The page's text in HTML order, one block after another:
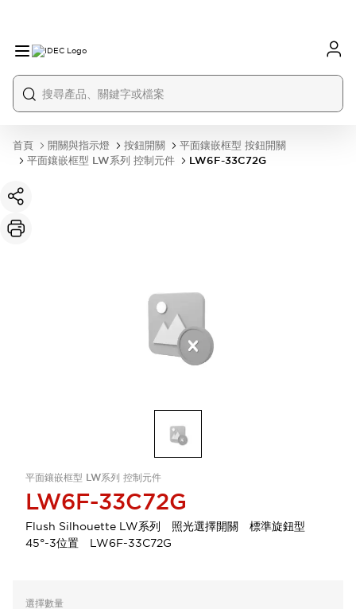
首頁 開關與指示燈 按鈕開關
平面鑲嵌框型 按鈕開關
平面鑲嵌框型 LW系列 控制元件
LW6F-33C72G
平面鑲嵌框型 LW系列 控制元件
LW6F-33C72G
Flush Silhouette LW系列 照光選擇開關 標準旋鈕型
45°-3位置 LW6F-33C72G
選擇數量